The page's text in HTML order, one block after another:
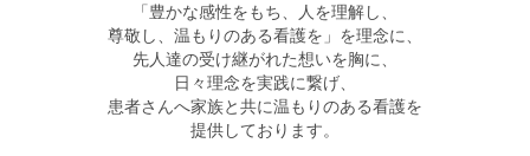
「豊かな感性をもち、人を理解し、
尊敬し、温もりのある看護を」を理念に、
先人達の受け継がれた想いを胸に、
日々理念を実践に繋げ、
患者さんへ家族と共に温もりのある看護を
提供しております。